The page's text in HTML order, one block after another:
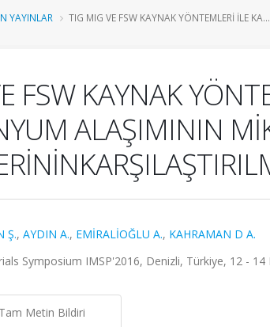
YAYINLAR TIG MIG VE FSW KAYNAK YÖNTEMLERİ İLE KA...
FSW KAYNAK
ALAŞIMININ
Ş., AYDIN A., EMİRALİOĞLU A., KAHRAMAN D A.
Symposium IMSP'2016, Denizli, Türkiye, 12 -
Metin Bildiri